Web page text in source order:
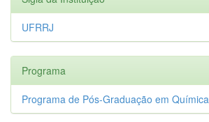
UFRRJ
Programa
Programa de Pós-Graduação em Química